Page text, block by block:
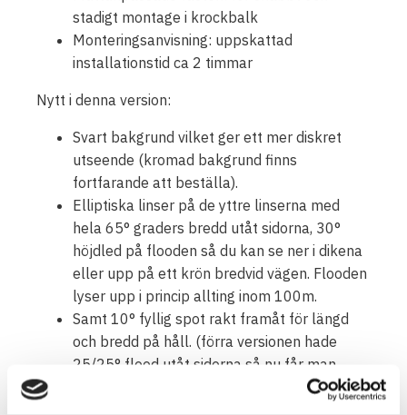
stadigt montage i krockbalk
Monteringsanvisning: uppskattad
installationstid ca 2 timmar
Nytt i denna version:
Svart bakgrund vilket ger ett mer diskret
utseende (kromad bakgrund finns
fortfarande att beställa).
Elliptiska linser på de yttre linserna med
hela 65° graders bredd utåt sidorna, 30°
höjdled på flooden så du kan se ner i dikena
eller upp på ett krön bredvid vägen. Flooden
lyser upp i princip allting inom 100m.
Samt 10° fyllig spot rakt framåt för längd
och bredd på håll. (förra versionen hade
25/25° flood utåt sidorna så nu får man